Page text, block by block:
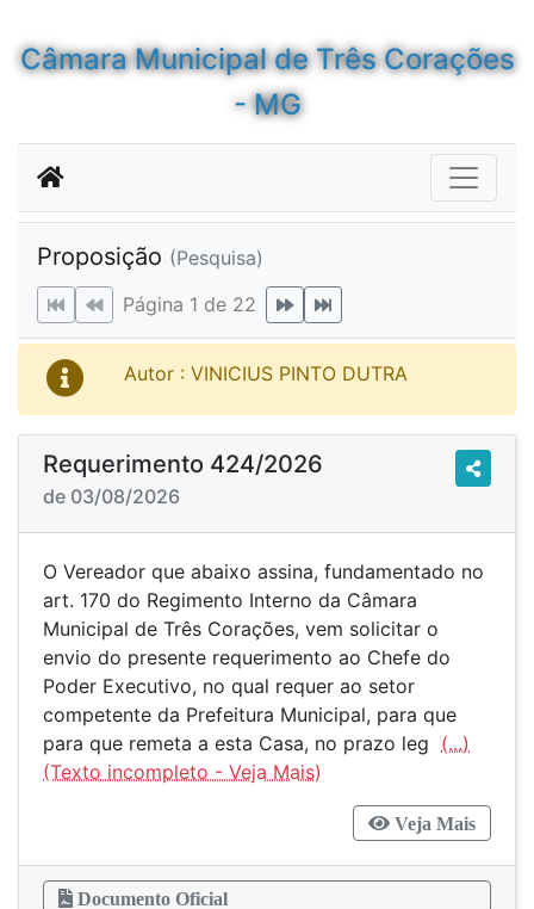
Câmara Municipal de Três Corações
- MG
Proposição (Pesquisa)
Página 1 de 22
Autor : VINICIUS PINTO DUTRA
Requerimento 424/2026
de 03/08/2026
O Vereador que abaixo assina, fundamentado no
art. 170 do Regimento Interno da Câmara
Municipal de Três Corações, vem solicitar o
envio do presente requerimento ao Chefe do
Poder Executivo, no qual requer ao setor
competente da Prefeitura Municipal, para que
para que remeta a esta Casa, no prazo leg (...)
Veja Mais
Documento Oficial